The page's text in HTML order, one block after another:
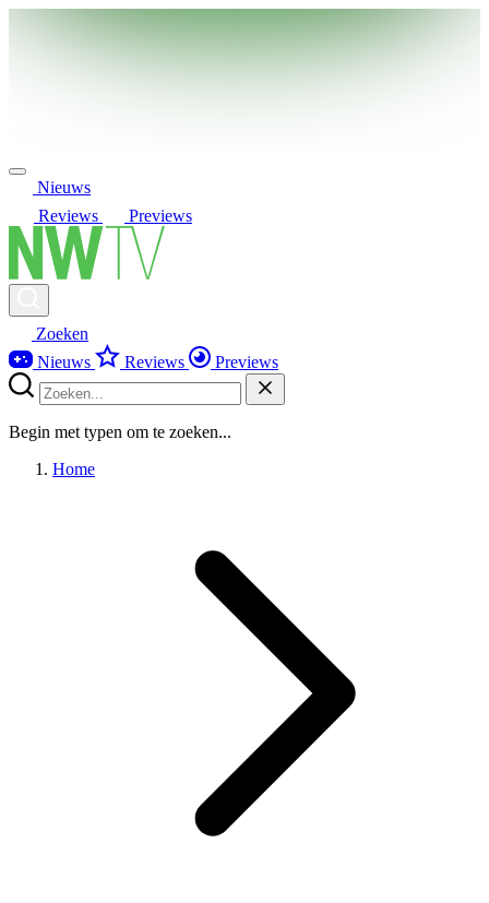
Nieuws
Reviews
Previews
Zoeken
Nieuws
Reviews Previews
Begin met typen om te zoeken...
Home